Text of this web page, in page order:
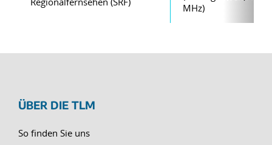
MHz)
ÜBER DIE TLM
So finden Sie uns